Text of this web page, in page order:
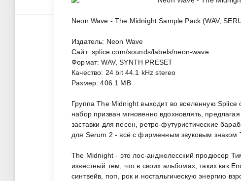
Neon Wave - The Midnight Sample Pack (WAV,
Издатель: Neon Wave
Сайт: splice.com/sounds/labels/neon-wave
Формат: WAV, SYNTH PRESET
Качество: 24 bit 44.1 kHz stereo
Размер: 406.1 MB
Группа The Midnight выходит во вселенную
набор призван мгновенно вдохновлять,
заставки для песен, ретро-футуристические
для Serum 2 - всё с фирменным звуковым знаком
The Midnight - это лос-анджелесский продюсер
известный тем, что в своих альбомах, таких как
синтвейв, поп, рок и ностальгическую энергию